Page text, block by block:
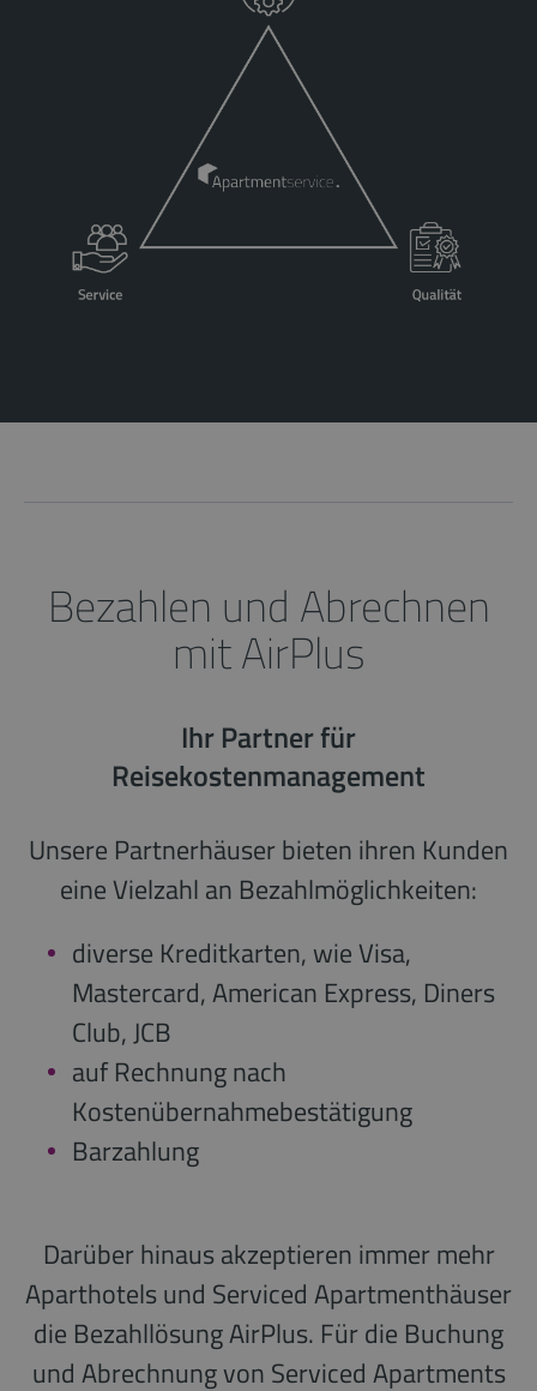
Bezahlen und Abrechnen
mit AirPlus
Ihr Partner für
Reisekostenmanagement
Unsere Partnerhäuser bieten ihren Kunden
eine Vielzahl an Bezahlmöglichkeiten:
diverse Kreditkarten, wie Visa,
Mastercard, American Express, Diners
Club, JCB
auf Rechnung nach
Kostenübernahmebestätigung
Barzahlung
Darüber hinaus akzeptieren immer mehr
Aparthotels und Serviced Apartmenthäuser
die Bezahllösung AirPlus. Für die Buchung
und Abrechnung von Serviced Apartments